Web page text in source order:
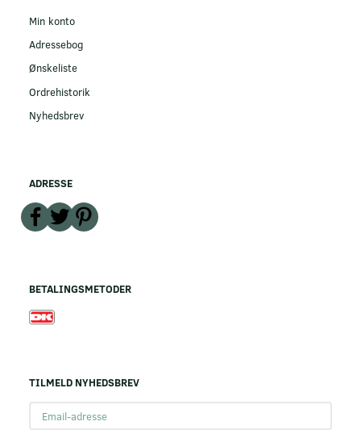
Min konto
Adressebog
Ønskeliste
Ordrehistorik
Nyhedsbrev
ADRESSE
BETALINGSMETODER
TILMELD NYHEDSBREV
adresse